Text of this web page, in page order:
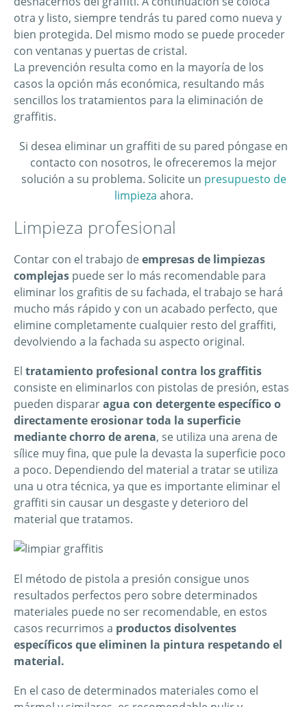
otra y listo, siempre tendrás tu pared como nueva y
bien protegida. Del mismo modo se puede proceder
con ventanas y puertas de cristal.
La prevención resulta como en la mayoría de los
casos la opción más económica, resultando más
sencillos los tratamientos para la eliminación de
graffitis.
Si desea eliminar un graffiti de su pared póngase en
contacto con nosotros, le ofreceremos la mejor
solución a su problema. Solicite un presupuesto de
limpieza ahora.
Limpieza profesional
Contar con el trabajo deempresas de limpiezas
complejas puede ser lo más recomendable para
eliminar los grafitis de su fachada, el trabajo se hará
mucho más rápido y con un acabado perfecto, que
elimine completamente cualquier resto del graffiti,
devolviendo a la fachada su aspecto original.
El tratamiento profesional contra los graffitis
consiste en eliminarlos con pistolas de presión, estas
pueden dispararagua con detergente específico o
directamente erosionar toda la superficie
mediante chorro de arena, se utiliza una arena de
sílice muy fina, que pule la devasta la superficie poco
a poco. Dependiendo del material a tratar se utiliza
una u otra técnica, ya que es importante eliminar el
graffiti sin causar un desgaste y deterioro del
material que tratamos.
El método de pistola a presión consigue unos
resultados perfectos pero sobre determinados
materiales puede no ser recomendable, en estos
casos recurrimos a productos disolventes
específicos que eliminen la pintura respetando el
material.
En el caso de determinados materiales como el